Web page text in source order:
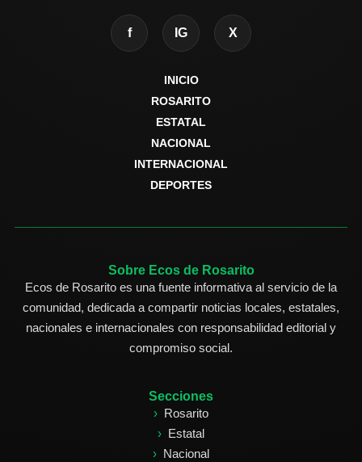
f IG X
INICIO
ROSARITO
ESTATAL
NACIONAL
INTERNACIONAL
DEPORTES
Sobre Ecos de Rosarito
Ecos de Rosarito es una fuente informativa al servicio de la
comunidad, dedicada a compartir noticias locales, estatales,
nacionales e internacionales con responsabilidad editorial y
compromiso social.
Secciones
Rosarito
Estatal
Nacional